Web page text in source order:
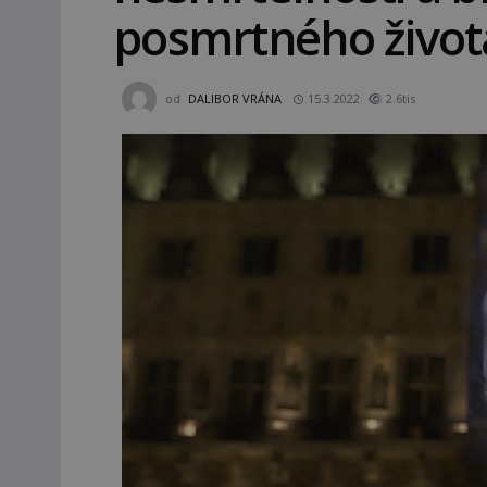
posmrtného
od DALIBOR VRÁNA 15.3.2022 2.6tis